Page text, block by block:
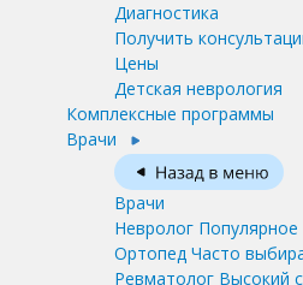
Диагностика
Получить
Цены
Детская неврология
Комплексные программы
Врачи
Врачи
Невролог Популярное
Ортопед Часто
Ревматолог Высокий